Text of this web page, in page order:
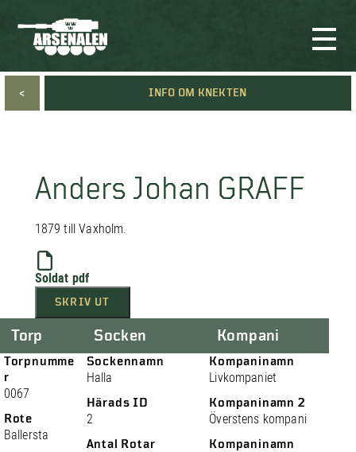
< INFO OM KNEKTEN
Anders Johan GRAFF
1879 till Vaxholm.
Soldat pdf
SKRIV UT
Torp
Torpnumme
r
0067
Rote
Ballersta
Socken
Sockennamn
Halla
Härads ID
2
Antal Rotar
Kompani
Kompaninamn
Livkompaniet
Kompaninamn 2
Överstens kompani
Kompaninamn